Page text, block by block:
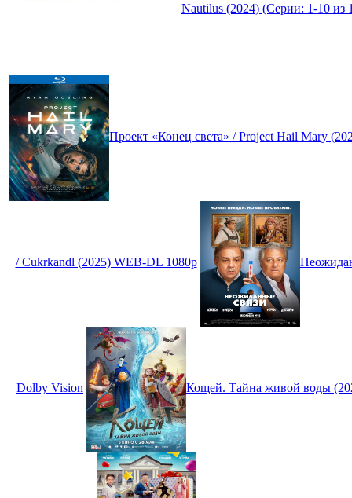
Nautilus (2024) (Серии: 1-10
Проект «Конец света» / Project Hail Mary
/ Cukrkandl (2025) WEB-DL 1080p
Dolby Vision Кощей. Тайна живой воды